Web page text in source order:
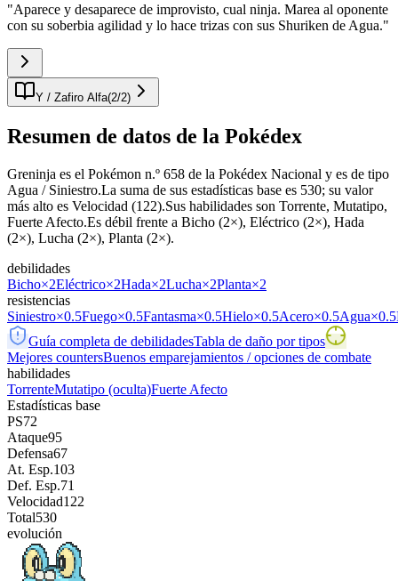
"Aparece y desaparece de improvisto, cual ninja. Marea al oponente
con su soberbia agilidad y lo hace trizas con sus Shuriken de Agua."
Y / Zafiro Alfa(2/2)
Resumen de datos de la Pokédex
Greninja es el Pokémon n.º 658 de la Pokédex Nacional y es de tipo
Agua / Siniestro.La suma de sus estadísticas base es 530; su valor
más alto es Velocidad (122).Sus habilidades son Torrente, Mutatipo,
Fuerte Afecto.Es débil frente a Bicho (2×), Eléctrico (2×), Hada
(2×), Lucha (2×), Planta (2×).
debilidades
Bicho×2Eléctrico×2Hada×2Lucha×2Planta×2
resistencias
Siniestro×0.5Fuego×0.5Fantasma×0.5Hielo×0.5Acero×0.5Agua×0.5
Guía completa de debilidadesTabla de daño por tipos
Mejores countersBuenos emparejamientos / opciones de combate
habilidades
TorrenteMutatipo (oculta)Fuerte Afecto
Estadísticas base
PS72
Ataque95
Defensa67
At. Esp.103
Def. Esp.71
Velocidad122
Total530
evolución